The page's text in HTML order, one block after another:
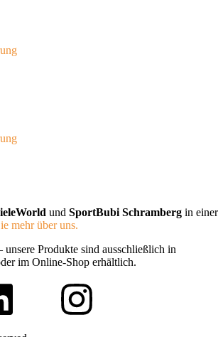
und SportBubi Schramberg in einer
mehr über uns.
unsere Produkte sind ausschließlich in
im Online-Shop erhältlich.